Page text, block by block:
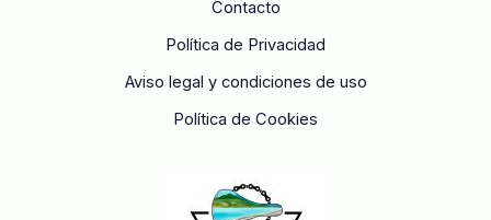
Contacto
Política de Privacidad
Aviso legal y condiciones de uso
Política de Cookies